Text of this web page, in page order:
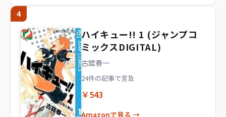
4
ハイキュー!! 1 (ジャンプコ
ミックスDIGITAL)
古舘春一
24件の記事で言及
￥543
Amazonで見る →